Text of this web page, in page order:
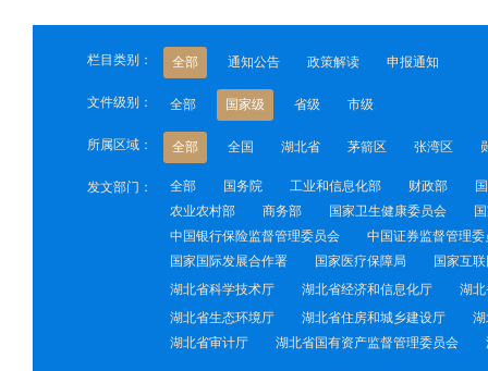
栏目类别： 全部 通知公告 政策解读 申报通知
文件级别： 全部 国家级 省级 市级
所属区域： 全部 全国 湖北省 茅箭区 张湾区
发文部门： 全部 国务院 工业和信息化部 财政部
农业农村部
商务部 国家卫生健康委员会
中国银行保险监督管理委员会
中国证券监督管理委
国家国际发展合作署
国家医疗保障局
国家互
湖北省科学技术厅
湖北省经济和信息化厅
湖
湖北省生态环境厅
湖北省住房和城乡建设厅
湖北省审计厅
湖北省国有资产监督管理委员会